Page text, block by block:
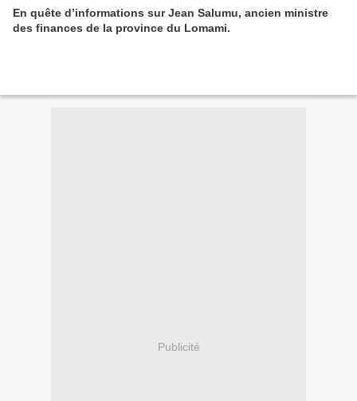
En quête d’informations sur Jean Salumu, ancien ministre
des finances de la province du Lomami.
Publicité